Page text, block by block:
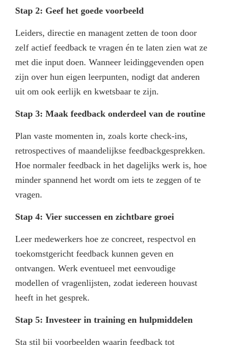
Stap 2: Geef het goede voorbeeld
Leiders, directie en managent zetten de toon door
zelf actief feedback te vragen én te laten zien wat ze
met die input doen. Wanneer leidinggevenden open
zijn over hun eigen leerpunten, nodigt dat anderen
uit om ook eerlijk en kwetsbaar te zijn.
Stap 3: Maak feedback onderdeel van de routine
Plan vaste momenten in, zoals korte check‑ins,
retrospectives of maandelijkse feedbackgesprekken.
Hoe normaler feedback in het dagelijks werk is, hoe
minder spannend het wordt om iets te zeggen of te
vragen.
Stap 4: Vier successen en zichtbare groei
Leer medewerkers hoe ze concreet, respectvol en
toekomstgericht feedback kunnen geven en
ontvangen. Werk eventueel met eenvoudige
modellen of vragenlijsten, zodat iedereen houvast
heeft in het gesprek.
Stap 5: Investeer in training en hulpmiddelen
Sta stil bij voorbeelden waarin feedback tot